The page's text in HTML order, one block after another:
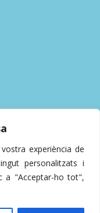
experiència de
personalitzats i
a "Acceptar-ho tot",
| Powered by